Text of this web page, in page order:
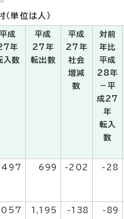
単位は人）
平成
年
入数
平成
27年
転出数
平成
27年
社会
増減
数
対前
年比
平成
28年
－平
成27
年
転入
数
497 699 -202 -28
1,195 -138 -89